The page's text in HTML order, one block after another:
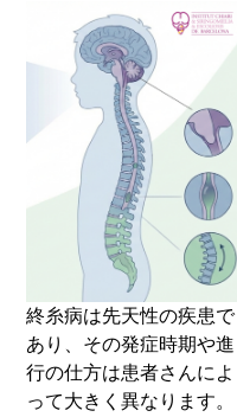
終糸病は先天性の疾患で
あり、その発症時期や進
行の仕方は患者さんによ
って大きく異なります。